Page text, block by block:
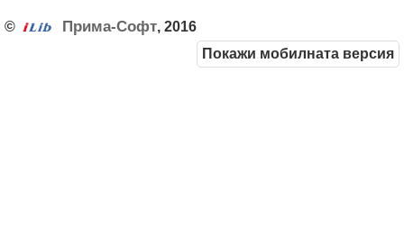
© Прима-Софт, 2016
Покажи мобилната версия